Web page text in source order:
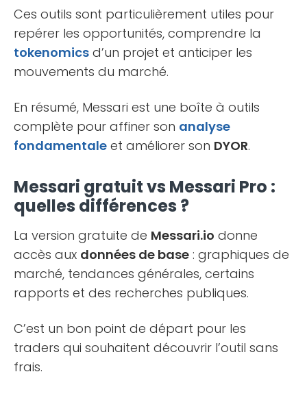
Ces outils sont particulièrement utiles pour
repérer les opportunités, comprendre la
tokenomics d’un projet et anticiper les
mouvements du marché.
En résumé, Messari est une boîte à outils
complète pour affiner son analyse
fondamentale et améliorer son DYOR.
Messari gratuit vs Messari Pro :
quelles différences ?
La version gratuite de Messari.io donne
accès aux données de base : graphiques de
marché, tendances générales, certains
rapports et des recherches publiques.
C’est un bon point de départ pour les
traders qui souhaitent découvrir l’outil sans
frais.